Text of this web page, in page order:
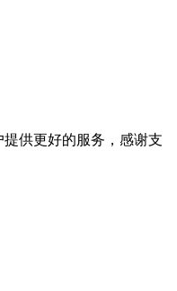
供更好的服务，感谢支